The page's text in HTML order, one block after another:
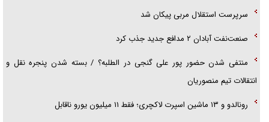
سرپرست استقلال مربی پیکان شد
صنعت‌نفت آبادان ۲ مدافع جدید جذب کرد
منتفی شدن حضور پور علی گنجی در الطلبه؟ / بسته شدن پنجره نقل و
انتقالات تیم منصوریان
رونالدو و ۱۳ ماشین اسپرت لاکچری؛ فقط ۱۱ میلیون یورو ناقابل